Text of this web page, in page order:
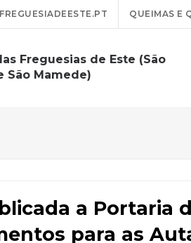
QUEIMAS E
Freguesias de Este (São
São Mamede)
a Portaria
para as